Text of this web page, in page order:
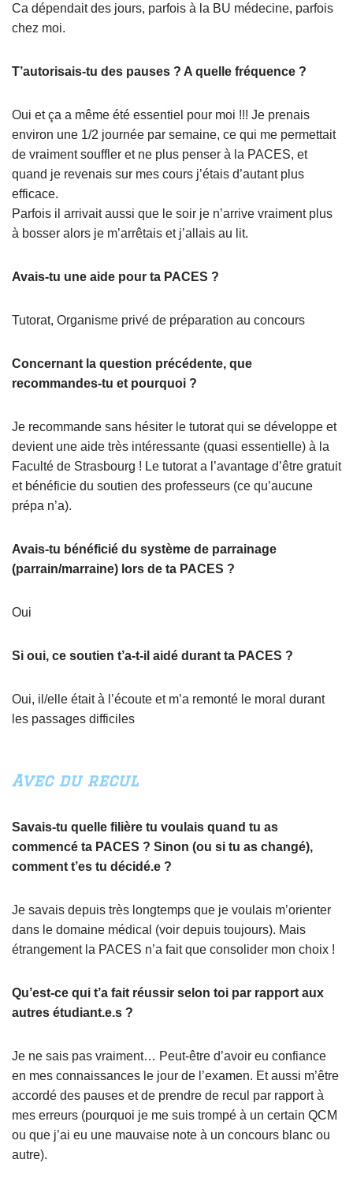
Ca dépendait des jours, parfois à la BU médecine, parfois
chez moi.
T’autorisais-tu des pauses ? A quelle fréquence ?
Oui et ça a même été essentiel pour moi !!! Je prenais
environ une 1/2 journée par semaine, ce qui me permettait
de vraiment souffler et ne plus penser à la PACES, et
quand je revenais sur mes cours j’étais d’autant plus
efficace.
Parfois il arrivait aussi que le soir je n’arrive vraiment plus
à bosser alors je m’arrêtais et j’allais au lit.
Avais-tu une aide pour ta PACES ?
Tutorat, Organisme privé de préparation au concours
Concernant la question précédente, que
recommandes-tu et pourquoi ?
Je recommande sans hésiter le tutorat qui se développe et
devient une aide très intéressante (quasi essentielle) à la
Faculté de Strasbourg ! Le tutorat a l’avantage d’être gratuit
et bénéficie du soutien des professeurs (ce qu’aucune
prépa n’a).
Avais-tu bénéficié du système de parrainage
(parrain/marraine) lors de ta PACES ?
Oui
Si oui, ce soutien t’a-t-il aidé durant ta PACES ?
Oui, il/elle était à l’écoute et m’a remonté le moral durant
les passages difficiles
Avec du recul
Savais-tu quelle filière tu voulais quand tu as
commencé ta PACES ? Sinon (ou si tu as changé),
comment t’es tu décidé.e ?
Je savais depuis très longtemps que je voulais m’orienter
dans le domaine médical (voir depuis toujours). Mais
étrangement la PACES n’a fait que consolider mon choix !
Qu’est-ce qui t’a fait réussir selon toi par rapport aux
autres étudiant.e.s ?
Je ne sais pas vraiment… Peut-être d’avoir eu confiance
en mes connaissances le jour de l’examen. Et aussi m’être
accordé des pauses et de prendre de recul par rapport à
mes erreurs (pourquoi je me suis trompé à un certain QCM
ou que j’ai eu une mauvaise note à un concours blanc ou
autre).